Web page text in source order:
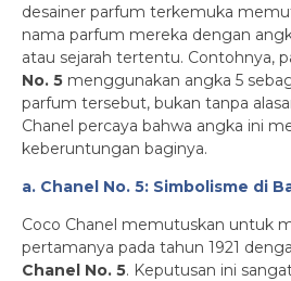
desainer parfum terkemuka
nama parfum mereka dengan
atau sejarah tertentu. Contohnya,
No. 5 menggunakan angka 5
parfum tersebut, bukan tanpa
Chanel percaya bahwa angka ini
keberuntungan baginya.
a. Chanel No. 5: Simbolisme di
Coco Chanel memutuskan untuk
pertamanya pada tahun 1921
Chanel No. 5. Keputusan ini